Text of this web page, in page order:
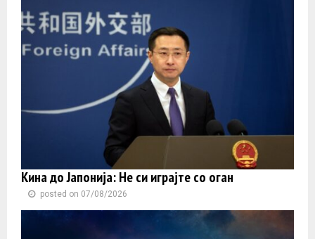
Кина до Јапонија: Не си играјте со оган
posted on 07/08/2026